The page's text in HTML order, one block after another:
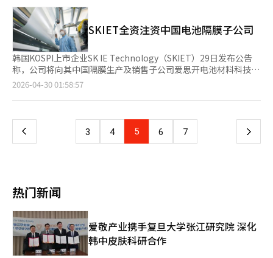
量产体系准备工作正在顺利进行。公司已开始为客户制作评估样
品，计划在年内完成可靠性测试，并在第二季度与多家全球大科技
公司讨论新项目，计划多元化应用领域。此外，为推动新业务和改
善财务结构，1万亿韩元的增资计划在员工认购调查中显示出
132%的超额需求，体现了内部信任。※ 本报道经人工智能（AI）
系统翻译与编辑。
驾驶技术。郑会长参观了主要展台，了解中国企业的技术水平和产
品策略。中国车企在价格竞争力基础上，逐步提升电池效率、软件
和自动驾驶功能等技术竞争力。郑会长还考察了现代汽车展馆，查
看了针对中国市场开发的电动车“IONIQ V”等主要车型。现代汽
车在车展上首次展示IONIQ V，并提出未来5年内推出约20款新
车，年销量目标为50万辆。现代汽车计划扩大电动车产品线，同时
重组本地生产和销售体系。自2016年销售114万辆后，现代汽车在
中国的销量大幅下降，最近降至10万台出头。分析认为，这与萨德
系统争议后市场环境变化、本地品牌成长及电动化转型延迟有关。
车专用车型，开发本地化产品，并加强软件竞争力。※ 本报道经
人工智能（AI）系统翻译与编辑。
SKIET全资注资中国电池隔膜子公司
韩国KOSPI上市企业SK IE Technology（SKIET）29日发布公告
称，公司将向其中国隔膜生产及销售子公司爱思开电池材料科技
（江苏）有限公司（SK Hi-tech Battery Materials）出资约863
营。 公告显示，此次增资完成后，SKIET对该中国子公司的持股比
注资的主要用途为中国法人偿还债务及运营资金需求。市场普遍认
为，此举旨在增强中国子公司的财务稳定性，并提升其在当地电池
2026-04-30 01:58:57
上
页
3 4 5 6 7 下
热门新闻
爱敬产业携手复旦大学张江研究院 深化
韩中皮肤科研合作